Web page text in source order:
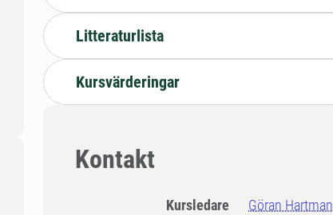
Litteraturlista
Kursvärderingar
Kontakt
Kursledare Göran Hartman